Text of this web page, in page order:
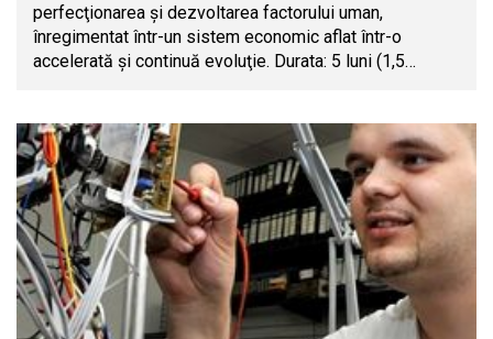
perfecţionarea şi dezvoltarea factorului uman,
înregimentat într-un sistem economic aflat într-o
accelerată şi continuă evoluţie. Durata: 5 luni (1,5…